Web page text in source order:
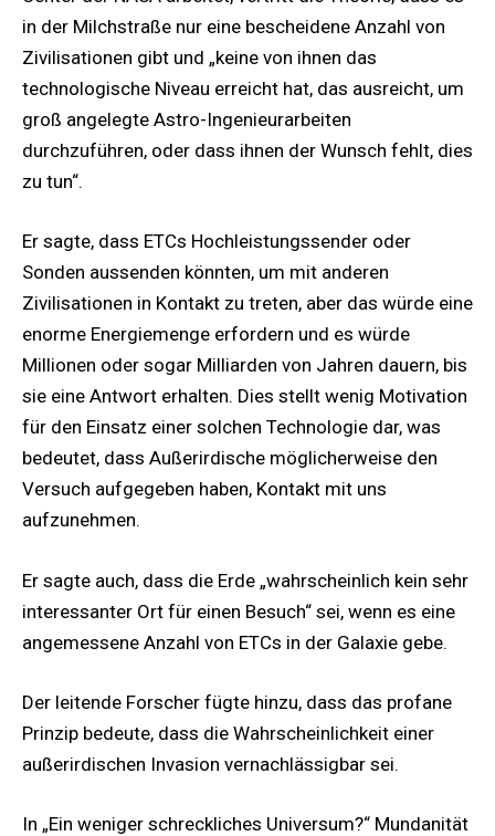
in der Milchstraße nur eine bescheidene Anzahl von
Zivilisationen gibt und „keine von ihnen das
technologische Niveau erreicht hat, das ausreicht, um
groß angelegte Astro-Ingenieurarbeiten
durchzuführen, oder dass ihnen der Wunsch fehlt, dies
zu tun“.
Er sagte, dass ETCs Hochleistungssender oder
Sonden aussenden könnten, um mit anderen
Zivilisationen in Kontakt zu treten, aber das würde eine
enorme Energiemenge erfordern und es würde
Millionen oder sogar Milliarden von Jahren dauern, bis
sie eine Antwort erhalten. Dies stellt wenig Motivation
für den Einsatz einer solchen Technologie dar, was
bedeutet, dass Außerirdische möglicherweise den
Versuch aufgegeben haben, Kontakt mit uns
aufzunehmen.
Er sagte auch, dass die Erde „wahrscheinlich kein sehr
interessanter Ort für einen Besuch“ sei, wenn es eine
angemessene Anzahl von ETCs in der Galaxie gebe.
Der leitende Forscher fügte hinzu, dass das profane
Prinzip bedeute, dass die Wahrscheinlichkeit einer
außerirdischen Invasion vernachlässigbar sei.
In „Ein weniger schreckliches Universum?“ Mundanität